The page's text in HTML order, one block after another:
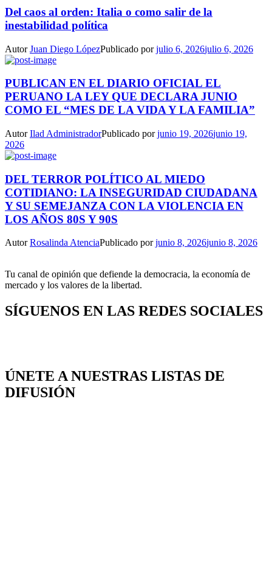
Del caos al orden: Italia o como salir de la
inestabilidad política
AutorJuan Diego LópezPublicado porjulio 6, 2026julio 6, 2026
PUBLICAN EN EL DIARIO OFICIAL EL
PERUANO LA LEY QUE DECLARA JUNIO
COMO EL “MES DE LA VIDA Y LA FAMILIA”
AutorIlad AdministradorPublicado porjunio 19, 2026junio 19,
2026
DEL TERROR POLÍTICO AL MIEDO
COTIDIANO: LA INSEGURIDAD CIUDADANA
Y SU SEMEJANZA CON LA VIOLENCIA EN
LOS AÑOS 80S Y 90S
AutorRosalinda AtenciaPublicado porjunio 8, 2026junio 8, 2026
Tu canal de opinión que defiende la democracia, la economía de
mercado y los valores de la libertad.
SÍGUENOS EN LAS REDES SOCIALES
ÚNETE A NUESTRAS LISTAS DE
DIFUSIÓN